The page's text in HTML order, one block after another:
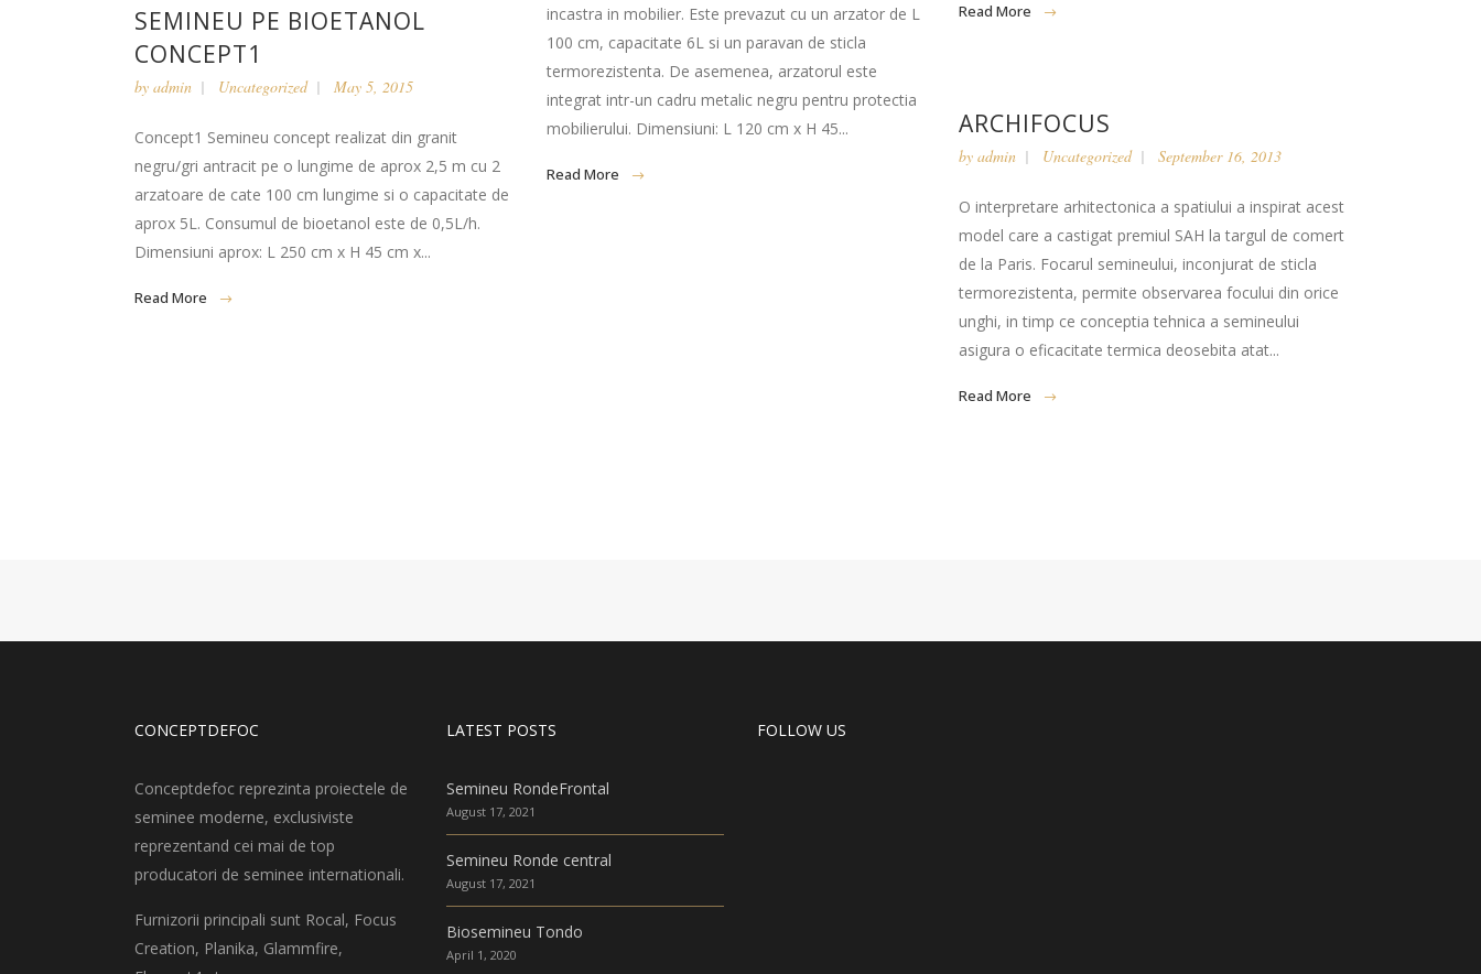
Read More
incastra in mobilier. Este prevazut cu un arzator de L
100 cm, capacitate 6L si un paravan de sticla
termorezistenta. De asemenea, arzatorul este
integrat intr-un cadru metalic negru pentru protectia
mobilierului. Dimensiuni: L 120 cm x H 45...
Read More
SEMINEU PE BIOETANOL
CONCEPT1
by admin Uncategorized May 5, 2015
Concept1 Semineu concept realizat din granit
negru/gri antracit pe o lungime de aprox 2,5 m cu 2
arzatoare de cate 100 cm lungime si o capacitate de
aprox 5L. Consumul de bioetanol este de 0,5L/h.
Dimensiuni aprox: L 250 cm x H 45 cm x...
Read More
ARCHIFOCUS
by admin Uncategorized September 16, 2013
O interpretare arhitectonica a spatiului a inspirat acest
model care a castigat premiul SAH la targul de comert
de la Paris. Focarul semineului, inconjurat de sticla
termorezistenta, permite observarea focului din orice
unghi, in timp ce conceptia tehnica a semineului
asigura o eficacitate termica deosebita atat...
Read More
CONCEPTDEFOC
Conceptdefoc reprezinta proiectele de
seminee moderne, exclusiviste
reprezentand cei mai de top
producatori de seminee internationali.
Furnizorii principali sunt Rocal, Focus
Creation, Planika, Glammfire,
LATEST POSTS
Semineu RondeFrontal
August 17, 2021
Semineu Ronde central
August 17, 2021
Biosemineu Tondo
April 1, 2020
FOLLOW US